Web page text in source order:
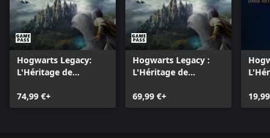
Hogwarts Legacy:
L'Héritage de
74,99 €+
Hogwarts Legacy :
L'Héritage de
Xbox One
69,99 €+